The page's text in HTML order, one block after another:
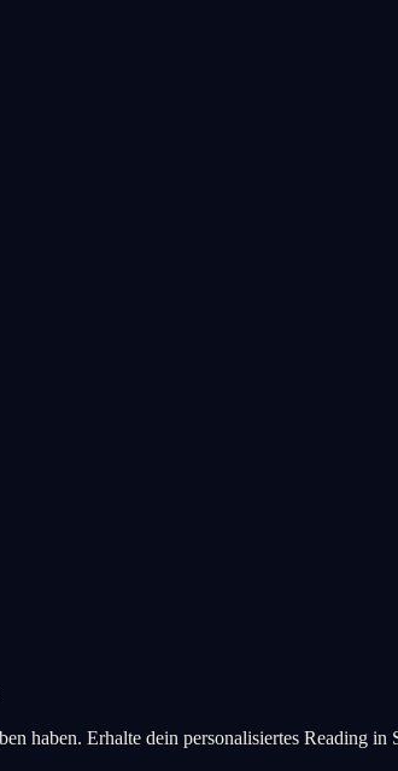
haben. Erhalte dein personalisiertes Reading in